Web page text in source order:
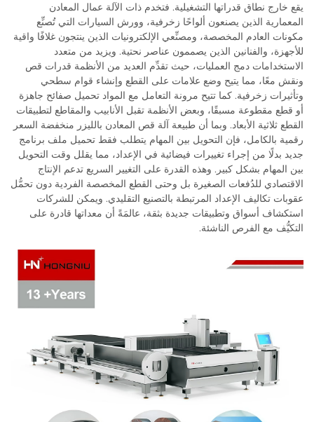
يقع خارج نطاق قدراتها التشغيلية. فتخدم ذات الآلة عمال المعادن
المعمارية الذين يصنعون ألواحًا زخرفية، وورش السيارات التي تُصنِّع
مكونات العادم المخصصة، ومصنِّعي الإلكترونيات الذين ينتجون غلافًا واقية
للأجهزة، والفنانين الذين يصممون عناصر نحتية. ويزيد من متعدد
الاستخدامات دمج العمليات، حيث تقدِّم العديد من الأنظمة قدرات قص
ونقش معًا، مما يتيح وضع علامات على القطع وإنشاء قوام سطحي
وتأثيرات زخرفية. كما تتيح مرونة التعامل مع المواد تحميل صفائح جاهزة
أو قطع مقطوعة مسبقًا، وبعض الأنظمة تقبل الأنابيب والمقاطع لتطبيقات
القطع ثلاثية الأبعاد. وبما أن طبيعة آلة قص المعادن بالليزر منخفضة السعر
رقمية بالكامل، فإن التحويل بين المهام يتطلب فقط تحميل ملف برنامج
جديد بدلًا من إجراء تغييرات فيضائية في الإعداد، مما يقلل وقت التحويل
بين المهام بشكل كبير. وهذه القدرة على التغيير السريع تدعم الإنتاج
الاقتصادي للدُفعات الصغيرة بل وحتى القطع المخصصة الفردية دون تحمُّل
عقوبات تكاليف الإعداد المرتبطة بالتصنيع التقليدي. ويمكن للشركات
استكشاف أسواق وتطبيقات جديدة بثقة، عالمَةً أن معداتها قادرة على
التكيُّف مع الفرص الناشئة.